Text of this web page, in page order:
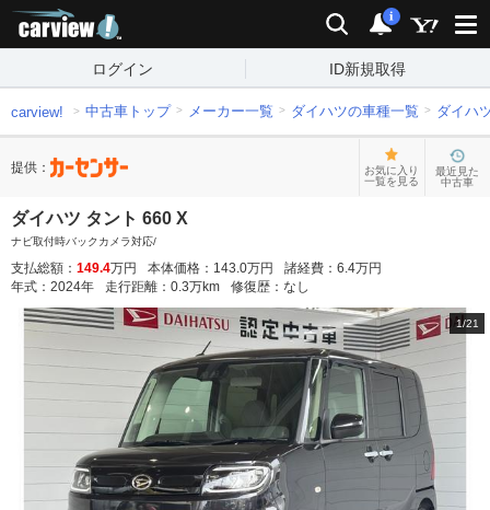
検索 通知
i
ログイン ID新規取得
carview! 中古車トップ メーカー一覧 ダイハツの車種一覧 ダイハ
提供：
お気に入り
一覧を見る
最近見た
中古車
ダイハツ タント 660 X
ナビ取付時バックカメラ対応/
支払総額： 149.4万円 本体価格： 143.0万円 諸経費： 6.4万円
年式： 2024年 走行距離： 0.3万km 修復歴： なし
1/21